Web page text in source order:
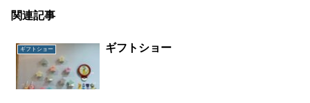
関連記事
ギフトショー ギフトショー